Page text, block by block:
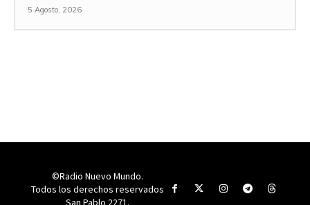
5 Agosto, 2026
©Radio Nuevo Mundo.
Todos los derechos reservados
San Pablo 2271.